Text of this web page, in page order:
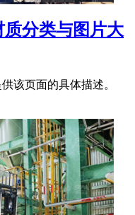
分类与图片大
该页面的具体描述。